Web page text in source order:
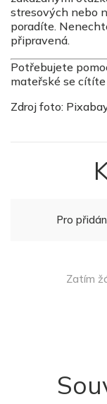
stresových nebo
poradíte.
připravená.
Potřebujete
mateřské se
Zdroj foto:
Pro
Zatím